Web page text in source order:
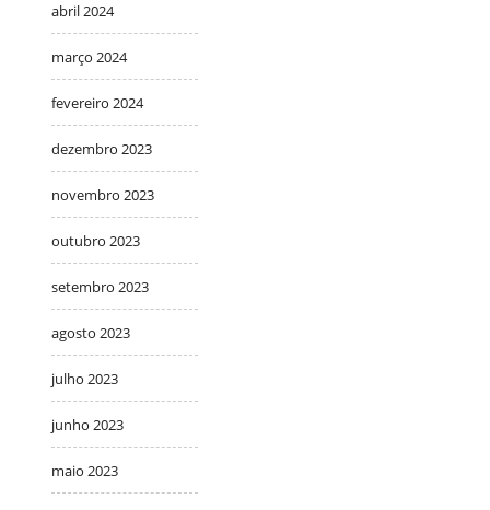
abril 2024
março 2024
fevereiro 2024
dezembro 2023
novembro 2023
outubro 2023
setembro 2023
agosto 2023
julho 2023
junho 2023
maio 2023